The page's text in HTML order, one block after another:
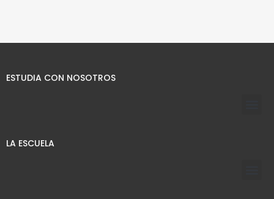
ESTUDIA CON NOSOTROS
LA ESCUELA